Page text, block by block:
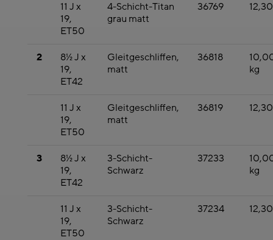
11 J x
19,
ET50
4-Schicht-Titan
grau matt
36769
2
8½ J x
19,
ET42
Gleitgeschliffen,
matt
36818
kg
11 J x
19,
ET50
Gleitgeschliffen,
matt
36819
3
8½ J x
19,
ET42
3-Schicht-
Schwarz
37233
kg
11 J x
19,
ET50
3-Schicht-
Schwarz
37234